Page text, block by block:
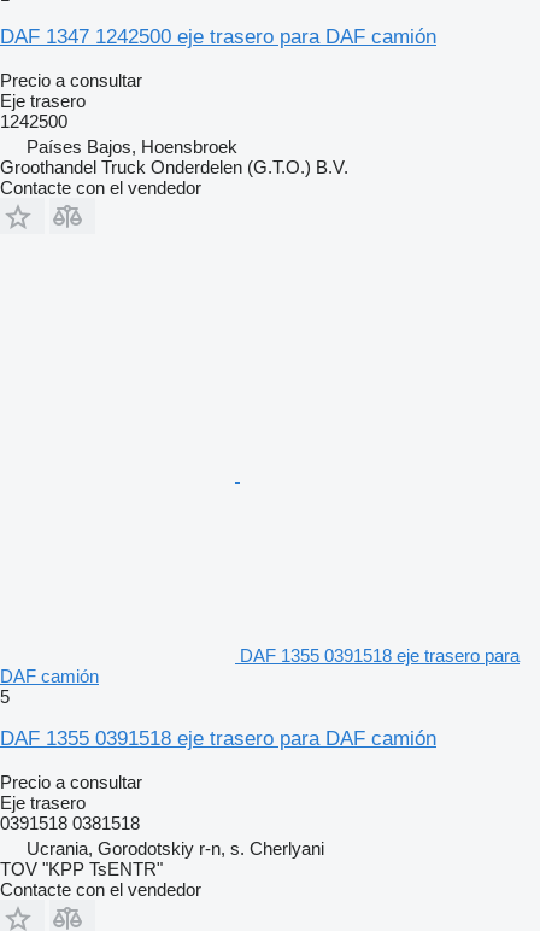
DAF 1347 1242500 eje trasero para DAF camión
Precio a consultar
Eje trasero
1242500
Países Bajos, Hoensbroek
Groothandel Truck Onderdelen (G.T.O.) B.V.
Contacte con el vendedor
DAF 1355 0391518 eje trasero para
DAF camión
5
DAF 1355 0391518 eje trasero para DAF camión
Precio a consultar
Eje trasero
0391518 0381518
Ucrania, Gorodotskiy r-n, s. Cherlyani
TOV "KPP TsENTR"
Contacte con el vendedor